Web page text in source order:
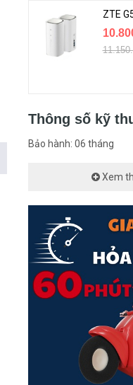
Thông số kỹ
Bảo hành: 06 tháng
Xem